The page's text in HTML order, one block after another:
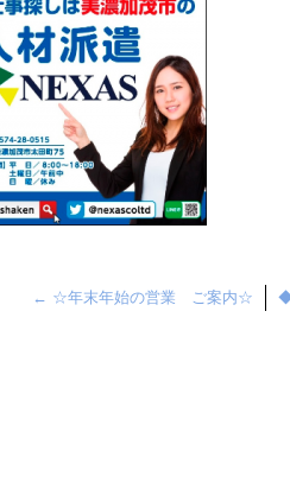
← ☆年末年始の営業 ご案内☆